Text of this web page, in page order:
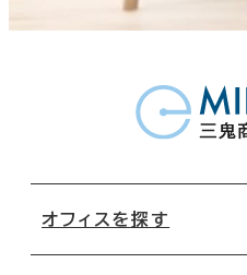
オフィスを探す